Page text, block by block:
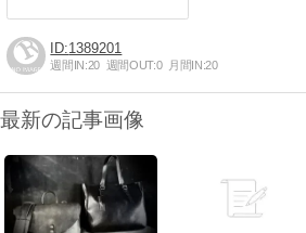
1389201
週間IN:20 週間OUT:0 月間IN:20
最新の記事画像